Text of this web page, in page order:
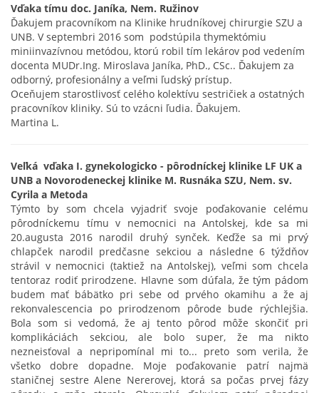
Vďaka tímu doc. Janíka, Nem. Ružinov
Ďakujem pracovníkom na Klinike hrudníkovej chirurgie SZU a
UNB. V septembri 2016 som podstúpila thymektómiu
miniinvazívnou metódou, ktorú robil tím lekárov pod vedením
docenta MUDr.Ing. Miroslava Janíka, PhD., CSc.. Ďakujem za
odborný, profesionálny a veľmi ľudský prístup.
Oceňujem starostlivosť celého kolektívu sestričiek a ostatných
pracovníkov kliniky. Sú to vzácni ľudia. Ďakujem.
Martina L.
Veľká vďaka I. gynekologicko - pôrodníckej klinike LF UK a
UNB a Novorodeneckej klinike M. Rusnáka SZU, Nem. sv.
Cyrila a Metoda
Týmto by som chcela vyjadriť svoje poďakovanie celému
pôrodníckemu tímu v nemocnici na Antolskej, kde sa mi
20.augusta 2016 narodil druhý synček. Keďže sa mi prvý
chlapček narodil predčasne sekciou a následne 6 týždňov
strávil v nemocnici (taktiež na Antolskej), veľmi som chcela
tentoraz rodiť prirodzene. Hlavne som dúfala, že tým pádom
budem mať bábätko pri sebe od prvého okamihu a že aj
rekonvalescencia po prirodzenom pôrode bude rýchlejšia.
Bola som si vedomá, že aj tento pôrod môže skončiť pri
komplikáciách sekciou, ale bolo super, že ma nikto
nezneisťoval a nepripomínal mi to... preto som verila, že
všetko dobre dopadne. Moje poďakovanie patrí najmä
staničnej sestre Alene Nererovej, ktorá sa počas prvej fázy